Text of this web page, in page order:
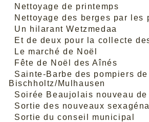
Nettoyage de printemps
Nettoyage des berges par les
Un hilarant Wetzmedaa
Et de deux pour la collecte
Le marché de Noël
Fête de Noël des Aînés
Sainte-Barbe des pompiers de
Bischholtz/Mulhausen
Soirée Beaujolais nouveau de
Sortie des nouveaux
Sortie du conseil municipal